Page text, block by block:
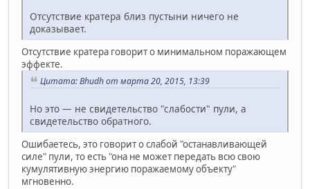
Отсутствие кратера близ пустыни ничего не
доказывает.
Отсутствие кратера говорит о минимальном поражающем
эффекте.
Цитата: Bhudh от марта 20, 2015, 13:39
Но это — не свидетельство "слабости" пули, а
свидетельство обратного.
Ошибаетесь, это говорит о слабой "останавливающей
силе" пули, то есть "она не может передать всю свою
кумулятивную энергию поражаемому объекту"
мгновенно.